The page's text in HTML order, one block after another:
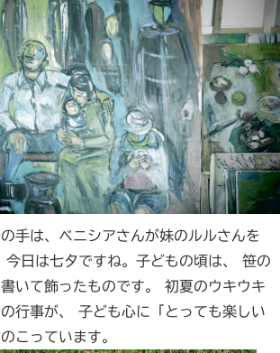
手は、ベニシアさんが妹のルルさんを
今日は七夕ですね。子どもの頃は、 笹の
いて飾ったものです。 初夏のウキウキ
行事が、 子ども心に「とっても楽しい
こっています。